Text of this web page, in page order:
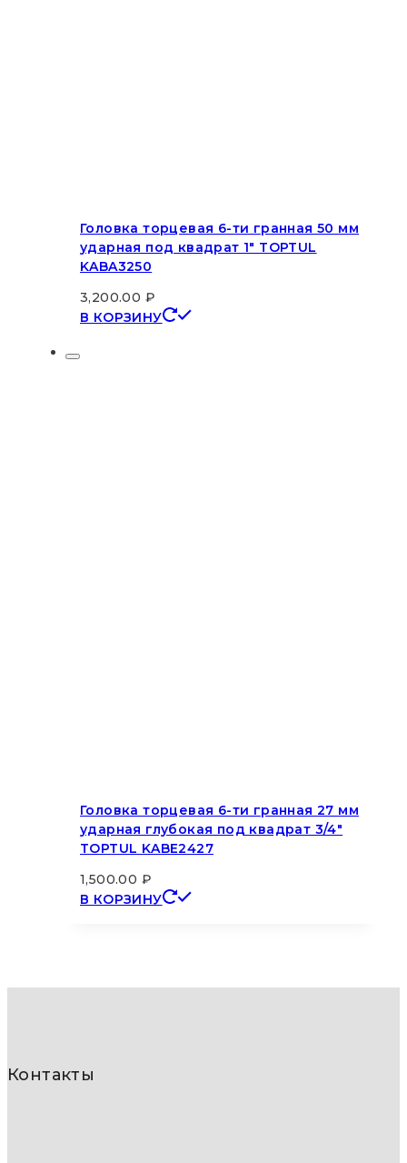
Головка торцевая 6-ти гранная 50 мм
ударная под квадрат 1″ TOPTUL
KABA3250
3,200.00 ₽
В КОРЗИНУ
Головка торцевая 6-ти гранная 27 мм
ударная глубокая под квадрат 3/4″
TOPTUL KABE2427
1,500.00 ₽
В КОРЗИНУ
Контакты